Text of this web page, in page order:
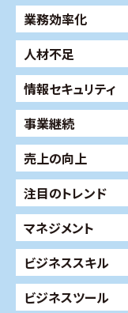
業務効率化
人材不足
情報セキュリティ
事業継続
売上の向上
注目のトレンド
マネジメント
ビジネススキル
ビジネスツール